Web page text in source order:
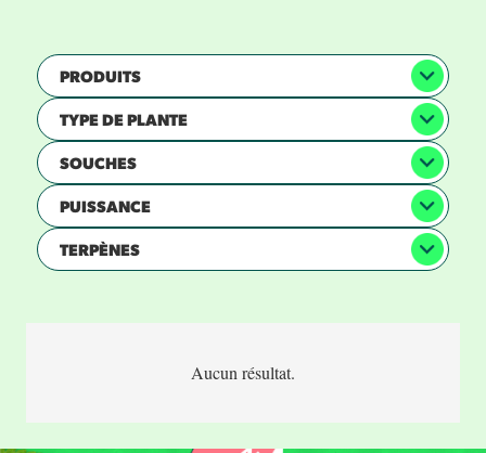
PRODUITS
TYPE DE PLANTE
SOUCHES
PUISSANCE
TERPÈNES
Aucun résultat.